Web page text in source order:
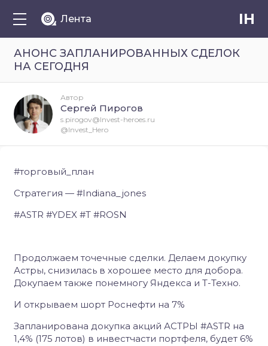
Лента IH
АНОНС ЗАПЛАНИРОВАННЫХ СДЕЛОК
НА СЕГОДНЯ
#торговый_план
Стратегия — #Indiana_jones
#ASTR #YDEX #T #ROSN
Продолжаем точечные сделки. Делаем докупку
Астры, снизилась в хорошее место для добора.
Докупаем также понемногу Яндекса и Т-Техно.
И открываем шорт Роснефти на 7%
Запланирована докупка акций АСТРЫ #ASTR на
1,4% (175 лотов) в инвестчасти портфеля, будет 6%
Автор
Сергей Пирогов
s.pirogov@Invest-heroes.ru
@Invest_Hero